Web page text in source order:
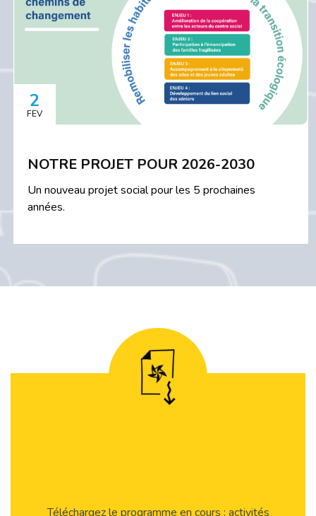
2
FEV
NOTRE PROJET POUR 2026-2030
Un nouveau projet social pour les 5 prochaines
années.
Téléchargez le programme en cours : activités